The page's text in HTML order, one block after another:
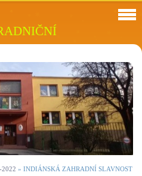
» INDIÁNSKÁ ZAHRADNÍ SLAVNOST